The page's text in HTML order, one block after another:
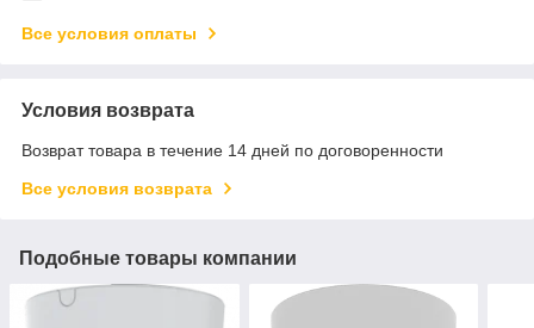
Все условия оплаты
Условия возврата
Возврат товара в течение 14 дней по договоренности
Все условия возврата
Подобные товары компании